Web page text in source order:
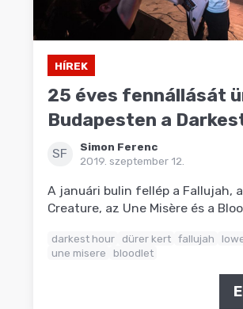
HÍREK
25 éves fennállását
Budapesten a
SF
Simon Ferenc
2019. szeptember 12.
A januári bulin fellép a Fallujah,
Creature, az Une Misère és a
darkest hour dürer kert fallujah
une misere
bloodlet